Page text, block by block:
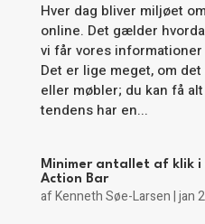
Hver dag bliver miljøet
online. Det gælder
vi får vores
Det er lige meget, om
eller møbler; du kan få
tendens har en...
Minimer antallet af klik i
Action Bar
afKenneth Søe-Larsen|jan